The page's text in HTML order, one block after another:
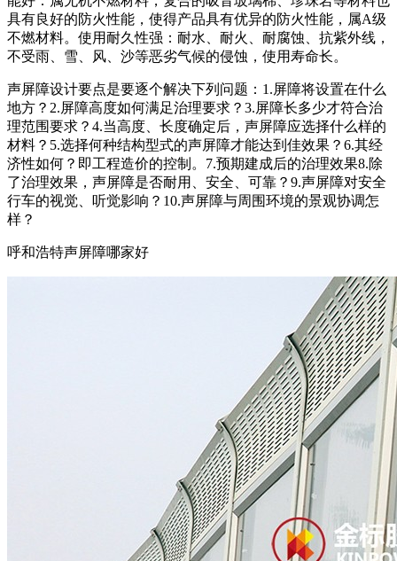
具有良好的防火性能，使得产品具有优异的防火性能，属A级
不燃材料。使用耐久性强：耐水、耐火、耐腐蚀、抗紫外线，
不受雨、雪、风、沙等恶劣气候的侵蚀，使用寿命长。
声屏障设计要点是要逐个解决下列问题：1.屏障将设置在什么
地方？2.屏障高度如何满足治理要求？3.屏障长多少才符合治
理范围要求？4.当高度、长度确定后，声屏障应选择什么样的
材料？5.选择何种结构型式的声屏障才能达到佳效果？6.其经
济性如何？即工程造价的控制。7.预期建成后的治理效果8.除
了治理效果，声屏障是否耐用、安全、可靠？9.声屏障对安全
行车的视觉、听觉影响？10.声屏障与周围环境的景观协调怎
样？
呼和浩特声屏障哪家好